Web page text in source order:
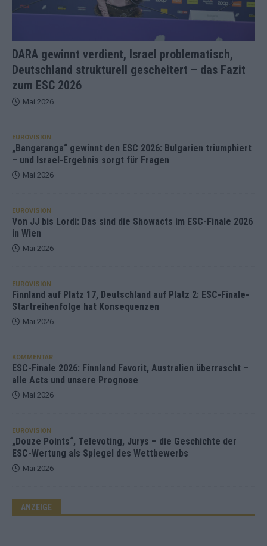
DARA gewinnt verdient, Israel problematisch,
Deutschland strukturell gescheitert – das Fazit
zum ESC 2026
Mai 2026
EUROVISION
„Bangaranga“ gewinnt den ESC 2026: Bulgarien triumphiert
– und Israel-Ergebnis sorgt für Fragen
Mai 2026
EUROVISION
Von JJ bis Lordi: Das sind die Showacts im ESC-Finale 2026
in Wien
Mai 2026
EUROVISION
Finnland auf Platz 17, Deutschland auf Platz 2: ESC-Finale-
Startreihenfolge hat Konsequenzen
Mai 2026
KOMMENTAR
ESC-Finale 2026: Finnland Favorit, Australien überrascht –
alle Acts und unsere Prognose
Mai 2026
EUROVISION
„Douze Points“, Televoting, Jurys – die Geschichte der
ESC-Wertung als Spiegel des Wettbewerbs
Mai 2026
ANZEIGE